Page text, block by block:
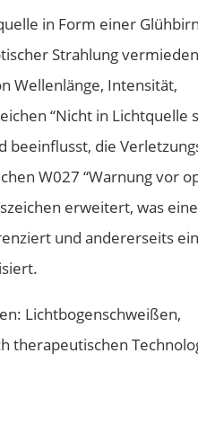
in Form einer
Strahlung
Wellenlänge, Intensität,
“Nicht in Lichtquelle
beeinflusst, die
W027 “Warnung vor
erweitert, was
und andererseits
Lichtbogenschweißen,
therapeutischen